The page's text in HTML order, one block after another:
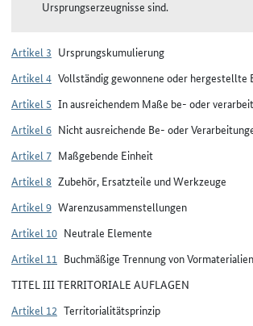
Ursprungserzeugnisse sind.
Artikel 3 Ursprungskumulierung
Artikel 4 Vollständig gewonnene oder hergestellte
Artikel 5 In ausreichendem Maße be- oder
Artikel 6 Nicht ausreichende Be- oder
Artikel 7 Maßgebende Einheit
Artikel 8 Zubehör, Ersatzteile und Werkzeuge
Artikel 9 Warenzusammenstellungen
Artikel 10 Neutrale Elemente
Artikel 11 Buchmäßige Trennung von Vormaterialien
TITEL III TERRITORIALE AUFLAGEN
Artikel 12 Territorialitätsprinzip